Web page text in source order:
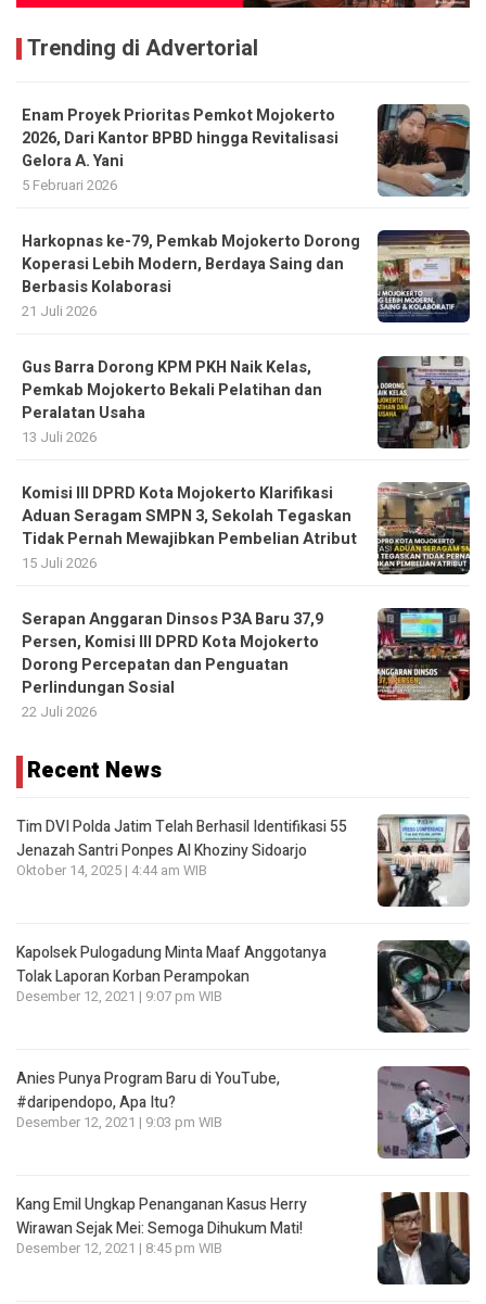
Trending di Advertorial
Enam Proyek Prioritas Pemkot Mojokerto
2026, Dari Kantor BPBD hingga Revitalisasi
Gelora A. Yani
5 Februari 2026
Harkopnas ke-79, Pemkab Mojokerto Dorong
Koperasi Lebih Modern, Berdaya Saing dan
Berbasis Kolaborasi
21 Juli 2026
Gus Barra Dorong KPM PKH Naik Kelas,
Pemkab Mojokerto Bekali Pelatihan dan
Peralatan Usaha
13 Juli 2026
Komisi III DPRD Kota Mojokerto Klarifikasi
Aduan Seragam SMPN 3, Sekolah Tegaskan
Tidak Pernah Mewajibkan Pembelian Atribut
15 Juli 2026
Serapan Anggaran Dinsos P3A Baru 37,9
Persen, Komisi III DPRD Kota Mojokerto
Dorong Percepatan dan Penguatan
Perlindungan Sosial
22 Juli 2026
Recent News
Tim DVI Polda Jatim Telah Berhasil Identifikasi 55
Jenazah Santri Ponpes Al Khoziny Sidoarjo
Oktober 14, 2025 | 4:44 am WIB
Kapolsek Pulogadung Minta Maaf Anggotanya
Tolak Laporan Korban Perampokan
Desember 12, 2021 | 9:07 pm WIB
Anies Punya Program Baru di YouTube,
#daripendopo, Apa Itu?
Desember 12, 2021 | 9:03 pm WIB
Kang Emil Ungkap Penanganan Kasus Herry
Wirawan Sejak Mei: Semoga Dihukum Mati!
Desember 12, 2021 | 8:45 pm WIB